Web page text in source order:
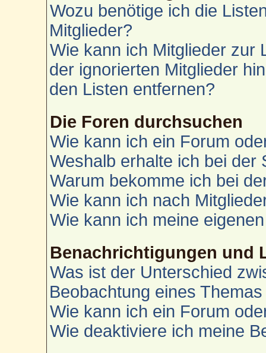
Wozu benötige ich die
Mitglieder?
Wie kann ich Mitglieder zur
der ignorierten Mitglieder
den Listen entfernen?
Die Foren durchsuchen
Wie kann ich ein Forum
Weshalb erhalte ich bei der
Warum bekomme ich bei
Wie kann ich nach
Wie kann ich meine
Benachrichtigungen und
Was ist der Unterschied
Beobachtung eines
Wie kann ich ein Forum
Wie deaktiviere ich meine